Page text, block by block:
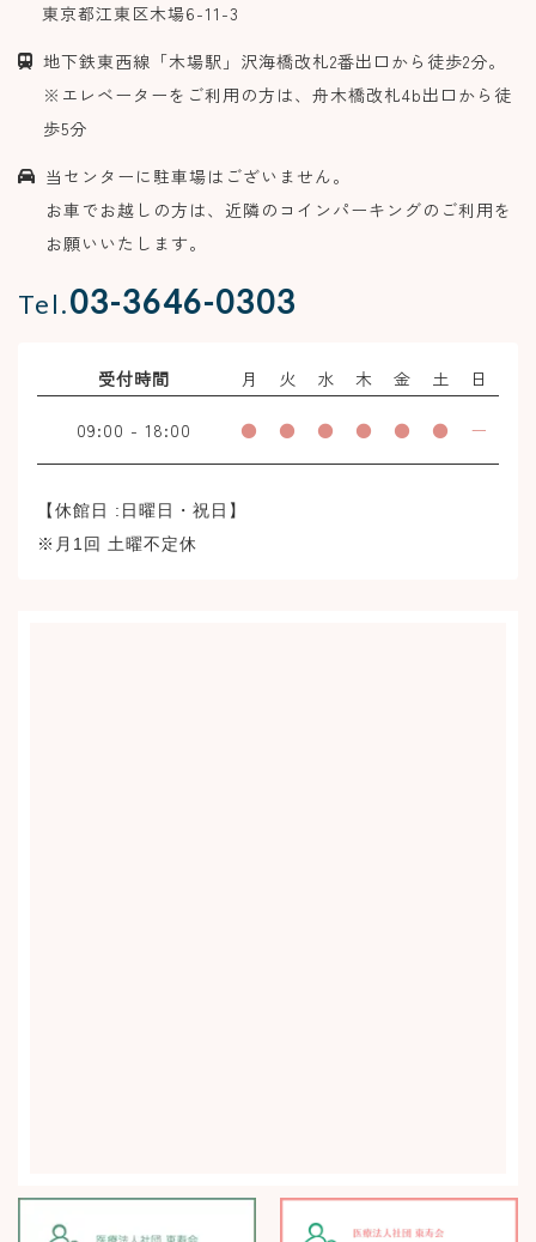
東京都江東区木場6-11-3
地下鉄東西線「木場駅」沢海橋改札2番出口から徒歩2分。
※エレベーターをご利用の方は、舟木橋改札4b出口から徒
歩5分
当センターに駐車場はございません。
お車でお越しの方は、近隣のコインパーキングのご利用を
お願いいたします。
Tel.03-3646-0303
受付時間 月 火 水 木 金 土 日
09:00 - 18:00 ● ● ● ● ● ● ー
【休館日 :日曜日・祝日】
※月1回 土曜不定休